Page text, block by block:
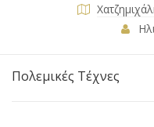
Πολεμικές Τέχνες